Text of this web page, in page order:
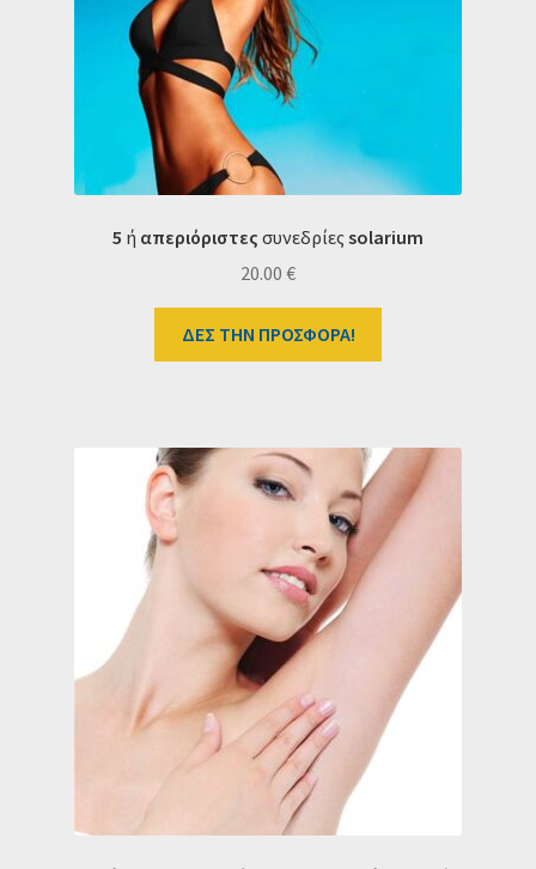
5 ή απεριόριστες συνεδρίες solarium
20.00 €
ΔΕΣ ΤΗΝ ΠΡΟΣΦΟΡΑ!